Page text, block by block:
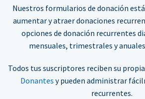
Nuestros formularios de donación
aumentar y atraer donaciones
opciones de donación recurrentes
mensuales, trimestrales y
Todos tus suscriptores reciben su
Donantes y pueden administrar
recurrentes.